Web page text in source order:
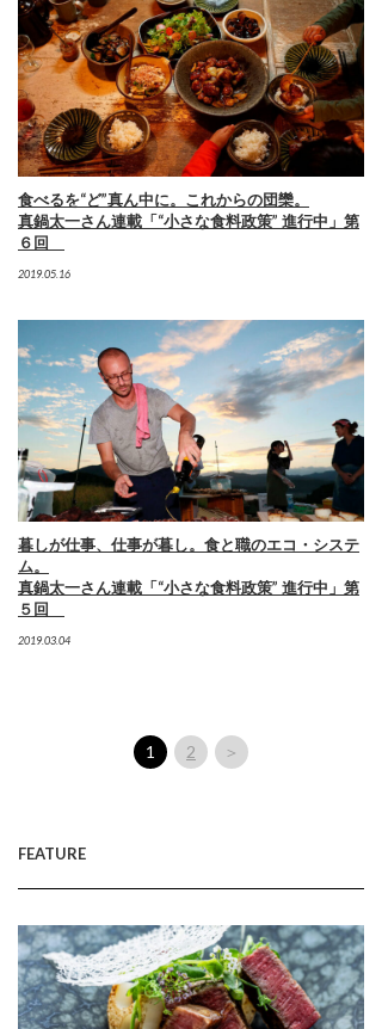
食べるを“ど”真ん中に。これからの団欒。
真鍋太一さん連載「“小さな食料政策” 進行中」第
６回
2019.05.16
暮しが仕事、仕事が暮し。食と職のエコ・システ
ム。
真鍋太一さん連載「“小さな食料政策” 進行中」第
５回
2019.03.04
1 2 ＞
FEATURE